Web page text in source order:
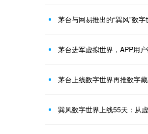
茅台与网易推出的“巽风”数
茅台进军虚拟世界，APP用
茅台上线数字世界再推数字
巽风数字世界上线55天：从